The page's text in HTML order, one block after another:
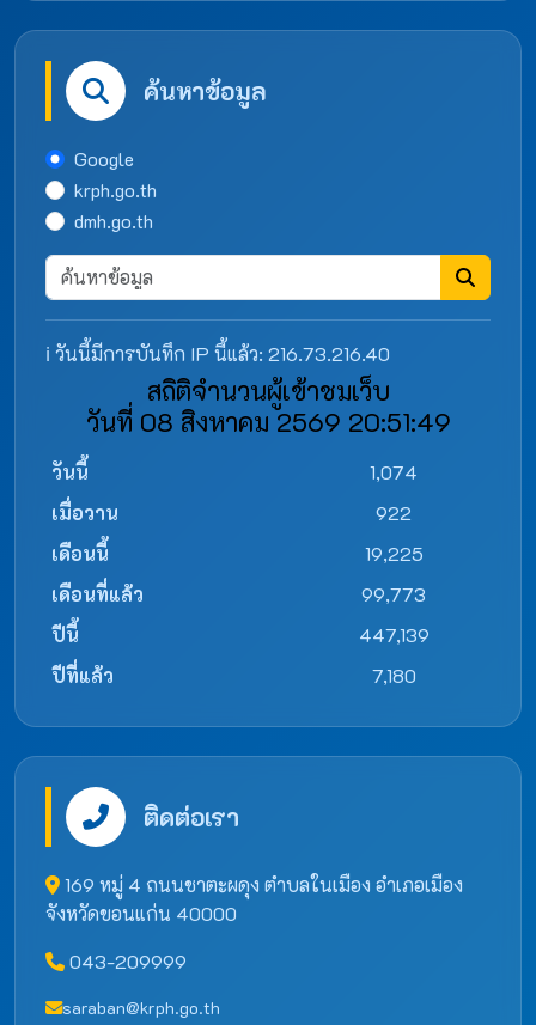
ค้นหาข้อมูล
Google
krph.go.th
dmh.go.th
ℹ️ วันนี้มีการบันทึก IP นี้แล้ว: 216.73.216.40
สถิติจำนวนผู้เข้าชมเว็บ
วันที่ 08 สิงหาคม 2569 20:51:49
วันนี้
1,074
เมื่อวาน
922
เดือนนี้
19,225
เดือนที่แล้ว
99,773
ปีนี้
447,139
ปีที่แล้ว
7,180
ติดต่อเรา
169 หมู่ 4 ถนนชาตะผดุง ตำบลในเมือง อำเภอเมือง
จังหวัดขอนแก่น 40000
043-209999
saraban@krph.go.th